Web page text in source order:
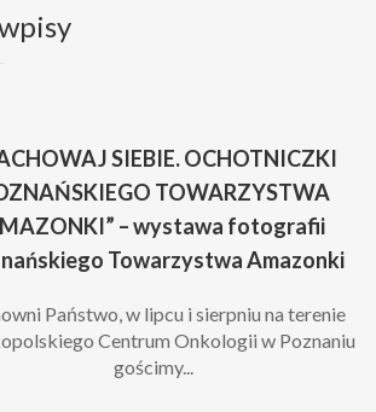
SIEBIE. OCHOTNICZKI
TOWARZYSTWA
– wystawa fotografii
Towarzystwa Amazonki
Państwo, w lipcu i sierpniu na terenie
Centrum Onkologii w Poznaniu
gościmy...